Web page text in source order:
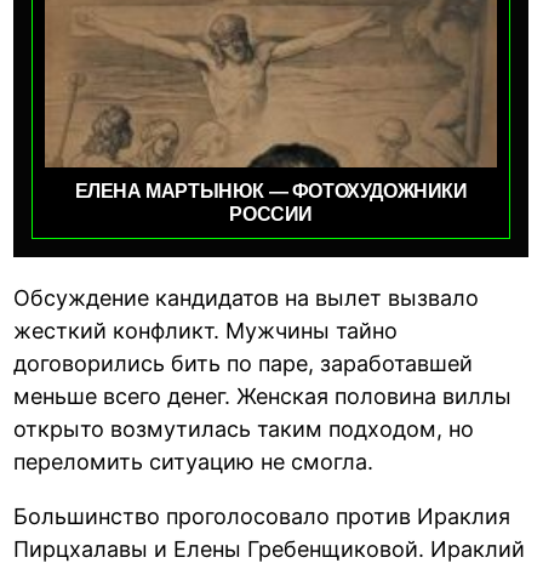
ЕЛЕНА МАРТЫНЮК — ФОТОХУДОЖНИКИ
РОССИИ
Обсуждение кандидатов на вылет вызвало
жесткий конфликт. Мужчины тайно
договорились бить по паре, заработавшей
меньше всего денег. Женская половина виллы
открыто возмутилась таким подходом, но
переломить ситуацию не смогла.
Большинство проголосовало против Ираклия
Пирцхалавы и Елены Гребенщиковой. Ираклий